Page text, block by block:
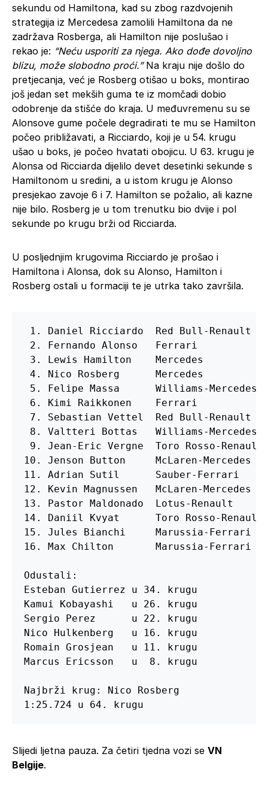
sekundu od Hamiltona, kad su zbog razdvojenih
strategija iz Mercedesa zamolili Hamiltona da ne
zadržava Rosberga, ali Hamilton nije poslušao i
rekao je: “Neću usporiti za njega. Ako dođe dovoljno
blizu, može slobodno proći.”Na kraju nije došlo do
pretjecanja, već je Rosberg otišao u boks, montirao
još jedan set mekših guma te iz momčadi dobio
odobrenje da stišće do kraja. U međuvremenu su se
Alonsove gume počele degradirati te mu se Hamilton
počeo približavati, a Ricciardo, koji je u 54. krugu
ušao u boks, je počeo hvatati obojicu. U 63. krugu je
Alonsa od Ricciarda dijelilo devet desetinki sekunde s
Hamiltonom u sredini, a u istom krugu je Alonso
presjekao zavoje 6 i 7. Hamilton se požalio, ali kazne
nije bilo. Rosberg je u tom trenutku bio dvije i pol
sekunde po krugu brži od Ricciarda.
U posljednjim krugovima Ricciardo je prošao i
Hamiltona i Alonsa, dok su Alonso, Hamilton i
Rosberg ostali u formaciji te je utrka tako završila.
1. Daniel Ricciardo  Red Bull-Renault
2. Fernando Alonso   Ferrari
3. Lewis Hamilton    Mercedes
4. Nico Rosberg      Mercedes
5. Felipe Massa      Williams-Mercedes
6. Kimi Raikkonen    Ferrari
7. Sebastian Vettel  Red Bull-Renault
8. Valtteri Bottas   Williams-Mercedes
9. Jean-Eric Vergne  Toro Rosso-
10. Jenson Button     McLaren-Mercedes
11. Adrian Sutil      Sauber-Ferrari
12. Kevin Magnussen   McLaren-Mercedes
13. Pastor Maldonado  Lotus-Renault
14. Daniil Kvyat      Toro Rosso-
15. Jules Bianchi     Marussia-Ferrari
16. Max Chilton       Marussia-Ferrari
Odustali:
Esteban Gutierrez u 34. krugu
Kamui Kobayashi   u 26. krugu
Sergio Perez      u 22. krugu
Nico Hulkenberg   u 16. krugu
Romain Grosjean   u 11. krugu
Marcus Ericsson   u  8. krugu
Najbrži krug: Nico Rosberg
1:25.724 u 64. krugu
Slijedi ljetna pauza. Za četiri tjedna vozi se VN
Belgije.